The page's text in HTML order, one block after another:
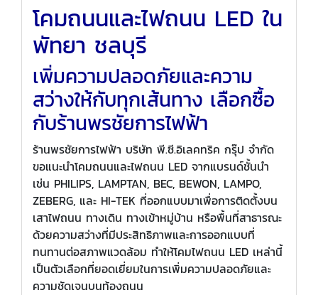
โคมถนนและไฟถนน LED ใน
พัทยา ชลบุรี
เพิ่มความปลอดภัยและความ
สว่างให้กับทุกเส้นทาง เลือกซื้อ
กับร้านพรชัยการไฟฟ้า
ร้านพรชัยการไฟฟ้า บริษัท พี.ซี.อิเลคทริค กรุ๊ป จำกัด
ขอแนะนำโคมถนนและไฟถนน LED จากแบรนด์ชั้นนำ
เช่น PHILIPS, LAMPTAN, BEC, BEWON, LAMPO,
ZEBERG, และ HI-TEK ที่ออกแบบมาเพื่อการติดตั้งบน
เสาไฟถนน ทางเดิน ทางเข้าหมู่บ้าน หรือพื้นที่สาธารณะ
ด้วยความสว่างที่มีประสิทธิภาพและการออกแบบที่
ทนทานต่อสภาพแวดล้อม ทำให้โคมไฟถนน LED เหล่านี้
เป็นตัวเลือกที่ยอดเยี่ยมในการเพิ่มความปลอดภัยและ
ความชัดเจนบนท้องถนน